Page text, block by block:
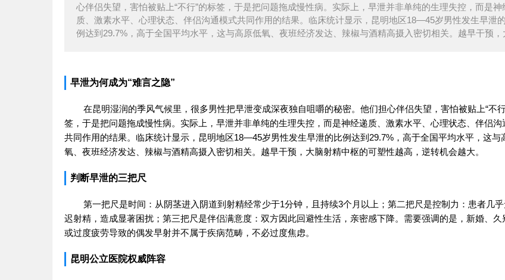
心伴侣失望，害怕被贴上“不行”的标签，于是把问题拖成慢性病。实际上，早泄并非单纯的生理失控，而是神
质、激素水平、心理状态、伴侣沟通模式共同作用的结果。临床统计显示，昆明地区18—45岁男性发生早泄
例达到29.7%，高于全国平均水平，这与高原低氧、夜班经济发达、辣椒与酒精高摄入密切相关。越早干预，
早泄为何成为“难言之隐”
在昆明湿润的季风气候里，很多男性把早泄变成深夜独自咀嚼的秘密。他们担心伴侣失望，害怕被贴上“不
签，于是把问题拖成慢性病。实际上，早泄并非单纯的生理失控，而是神经递质、激素水平、心理状态、伴侣沟
共同作用的结果。临床统计显示，昆明地区18—45岁男性发生早泄的比例达到29.7%，高于全国平均水平，这与
氧、夜班经济发达、辣椒与酒精高摄入密切相关。越早干预，大脑射精中枢的可塑性越高，逆转机会越大。
判断早泄的三把尺
第一把尺是时间：从阴茎进入阴道到射精经常少于1分钟，且持续3个月以上；第二把尺是控制力：患者几
迟射精，造成显著困扰；第三把尺是伴侣满意度：双方因此回避性生活，亲密感下降。需要强调的是，新婚、久
或过度疲劳导致的偶发早射并不属于疾病范畴，不必过度焦虑。
昆明公立医院权威阵容